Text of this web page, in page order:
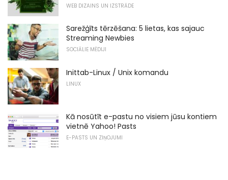
WEB DIZAINS UN IZSTRĀDE
Sarežģīts tērzēšana: 5 lietas, kas sajauc
Streaming Newbies
SOCIĀLIE MĒDIJI
Inittab-Linux / Unix komandu
LINUX
Kā nosūtīt e-pastu no visiem jūsu kontiem
vietnē Yahoo! Pasts
E-PASTS UN ZIŅOJUMI